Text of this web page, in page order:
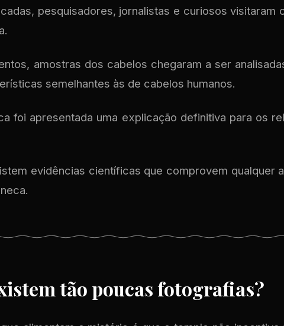
pesquisadores, jornalistas e curiosos visitaram
amostras dos cabelos chegaram a ser
semelhantes às de cabelos humanos.
foi apresentada uma explicação definitiva para os
evidências científicas que comprovem qualquer
tão poucas fotografias?